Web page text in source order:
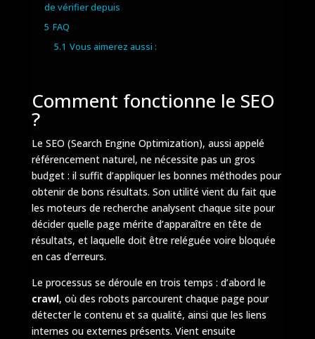
de vérifier depuis
5 FAQ
5.1 Vous aimerez aussi :
Comment fonctionne le SEO
?
Le SEO (Search Engine Optimization), aussi appelé
référencement naturel, ne nécessite pas un gros
budget : il suffit d’appliquer les bonnes méthodes pour
obtenir de bons résultats. Son utilité vient du fait que
les moteurs de recherche analysent chaque site pour
décider quelle page mérite d’apparaître en tête de
résultats, et laquelle doit être reléguée voire bloquée
en cas d’erreurs.
Le processus se déroule en trois temps : d’abord le
crawl, où des robots parcourent chaque page pour
détecter le contenu et sa qualité, ainsi que les liens
internes ou externes présents. Vient ensuite